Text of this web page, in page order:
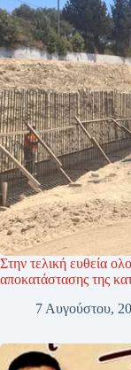
Στην τελική ευθεία
αποκατάστασης της
7 Αυγούστου,